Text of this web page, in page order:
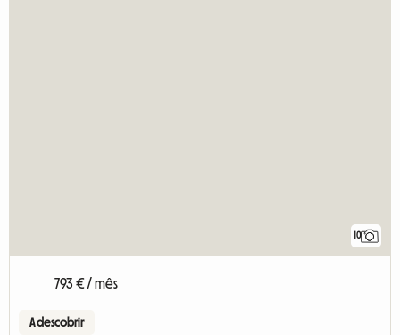
10
793 € / mês
A descobrir